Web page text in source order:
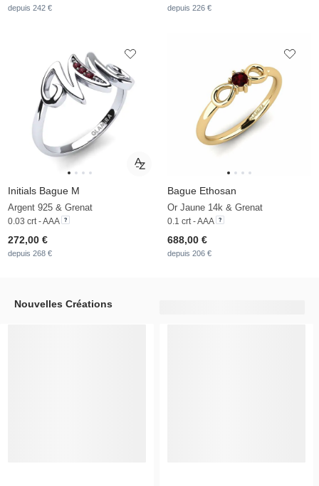
depuis 242 € depuis 226 €
Initials Bague M
Argent 925 & Grenat
0.03 crt - AAA
272,00 €
depuis 268 €
Bague Ethosan
Or Jaune 14k & Grenat
0.1 crt - AAA
688,00 €
depuis 206 €
Nouvelles Créations